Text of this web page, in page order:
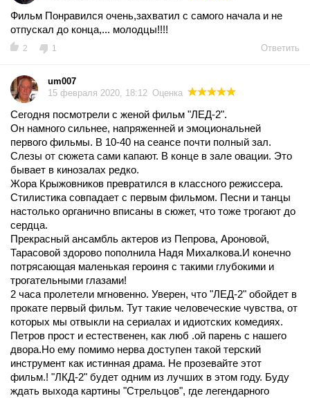
Фильм Понравился очень,захватил с самого начала и не
отпускал до конца,... молодцы!!!!
2 1 Ответить
um007
15 февраля 2020, 18:12 Оценка
Сегодня посмотрели с женой фильм "ЛЕД-2".
Он намного сильнее, напряженней и эмоциональней
первого фильмы. В 10-40 на сеансе почти полный зал.
Слезы от сюжета сами капают. В конце в зале овации. Это
бывает в кинозалах редко.
Жора Крыжовников превратился в классного режиссера.
Стилистика совпадает с первым фильмом. Песни и танцы
настолько органично вписаны в сюжет, что тоже трогают до
сердца.
Прекрасный ансамбль актеров из Пепрова, Ароновой,
Тарасовой здорово пополнила Надя Михалкова.И конечно
потрясающая маленькая героиня с такими глубокими и
трогательными глазами!
2 часа пролетели мгновенно. Уверен, что "ЛЕД-2" обойдет в
прокате первый фильм. Тут такие человеческие чувства, от
которых мы отвыкли на сериалах и идиотских комедиях.
Петров прост и естественен, как люб .ой парень с нашего
двора.Но ему помимо нерва доступен такой терский
инструмент как истинная драма. Не прозевайте этот
фильм.! "ЛКД-2" будет одним из лучших в этом году. Буду
ждать выхода картины "Стрельцов", где легендарного